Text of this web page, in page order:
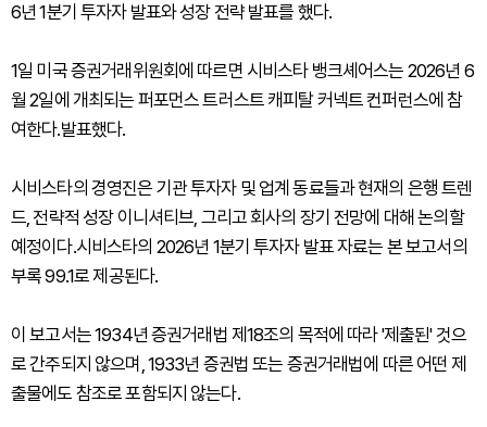
6년 1분기 투자자 발표와 성장 전략 발표를 했다.
1일 미국 증권거래위원회에 따르면 시비스타 뱅크셰어스는 2026년 6
월 2일에 개최되는 퍼포먼스 트러스트 캐피탈 커넥트 컨퍼런스에 참
여한다.발표했다.
시비스타의 경영진은 기관 투자자 및 업계 동료들과 현재의 은행 트렌
드, 전략적 성장 이니셔티브, 그리고 회사의 장기 전망에 대해 논의할
예정이다.시비스타의 2026년 1분기 투자자 발표 자료는 본 보고서의
부록 99.1로 제공된다.
이 보고서는 1934년 증권거래법 제18조의 목적에 따라 '제출된' 것으
로 간주되지 않으며, 1933년 증권법 또는 증권거래법에 따른 어떤 제
출물에도 참조로 포함되지 않는다.